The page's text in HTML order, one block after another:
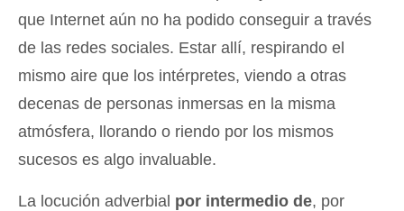
que Internet aún no ha podido conseguir a través
de las redes sociales. Estar allí, respirando el
mismo aire que los intérpretes, viendo a otras
decenas de personas inmersas en la misma
atmósfera, llorando o riendo por los mismos
sucesos es algo invaluable.
La locución adverbial por intermedio de, por